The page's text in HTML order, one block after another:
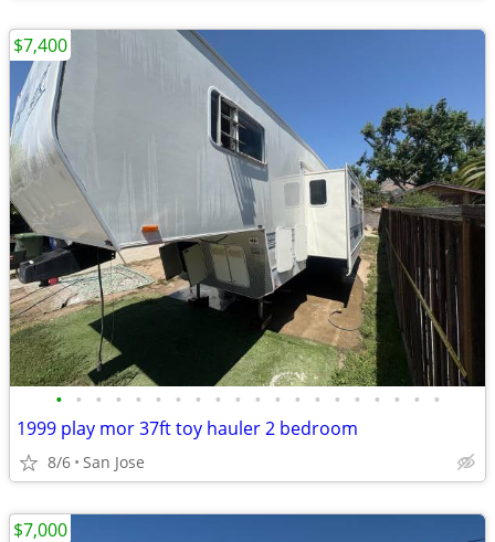
• • • • • • • • • • • • • • • • • • • •
1999 play mor 37ft toy hauler 2 bedroom
8/6 San Jose
$7,400
$7,000